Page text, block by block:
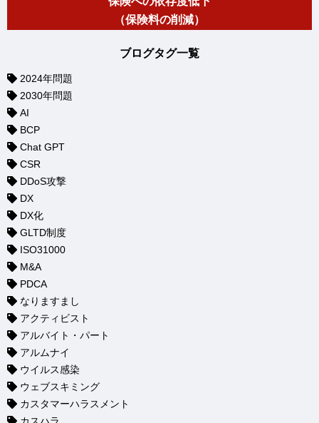
（保険料の削減）
ブログタグ一覧
2024年問題
2030年問題
AI
BCP
Chat GPT
CSR
DDoS攻撃
DX
DX化
GLTD制度
ISO31000
M&A
PDCA
なりますまし
アクティビスト
アルバイト・パート
アルムナイ
ウイルス感染
ウェブスキミング
カスタマーハラスメント